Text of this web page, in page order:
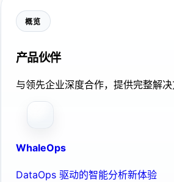
概览
产品伙伴
与领先企业深度合作，提供完整解
WhaleOps
DataOps 驱动的智能分析新体验